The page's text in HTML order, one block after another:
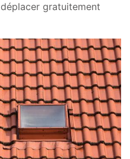
gratuitement